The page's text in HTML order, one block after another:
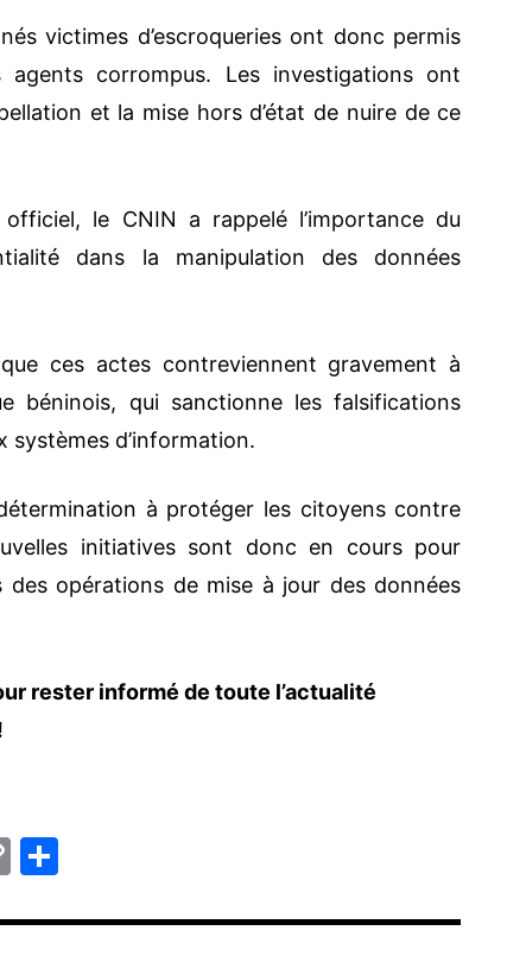
victimes d’escroqueries ont donc permis
agents corrompus. Les investigations ont
et la mise hors d’état de nuire de ce
le CNIN a rappelé l’importance du
dans la manipulation des données
ces actes contreviennent gravement à
béninois, qui sanctionne les falsifications
systèmes d’information.
à protéger les citoyens contre
initiatives sont donc en cours pour
opérations de mise à jour des données
rester informé de toute l’actualité
C
p ta